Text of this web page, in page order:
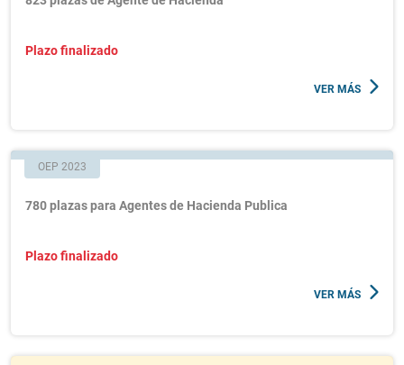
Plazo finalizado
VER MÁS
OEP 2023
780 plazas para Agentes de Hacienda Publica
Plazo finalizado
VER MÁS